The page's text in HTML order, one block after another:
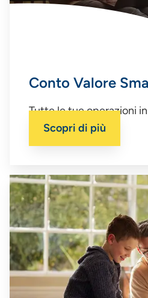
Conto Valore
Tutte le tue operazioni
quando vuoi.
Scopri di più